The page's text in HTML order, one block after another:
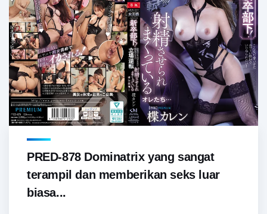
PRED-878 Dominatrix yang sangat
terampil dan memberikan seks luar
biasa...